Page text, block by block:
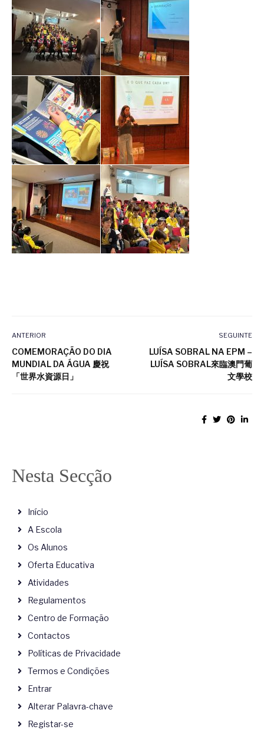
ANTERIOR
COMEMORAÇÃO DO DIA
MUNDIAL DA ÁGUA 慶祝
「世界水資源日」
SEGUINTE
LUÍSA SOBRAL NA EPM –
LUÍSA SOBRAL來臨澳門葡
文學校
Nesta Secção
Início
A Escola
Os Alunos
Oferta Educativa
Atividades
Regulamentos
Centro de Formação
Contactos
Políticas de Privacidade
Termos e Condições
Entrar
Alterar Palavra-chave
Registar-se